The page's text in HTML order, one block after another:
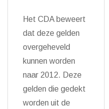
Het CDA beweert
dat deze gelden
overgeheveld
kunnen worden
naar 2012. Deze
gelden die gedekt
worden uit de